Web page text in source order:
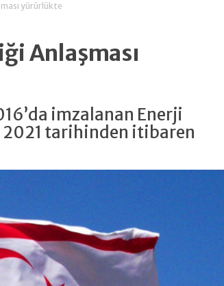
yürürlükte
Anlaşması
imzalanan Enerji
2021 tarihinden itibaren